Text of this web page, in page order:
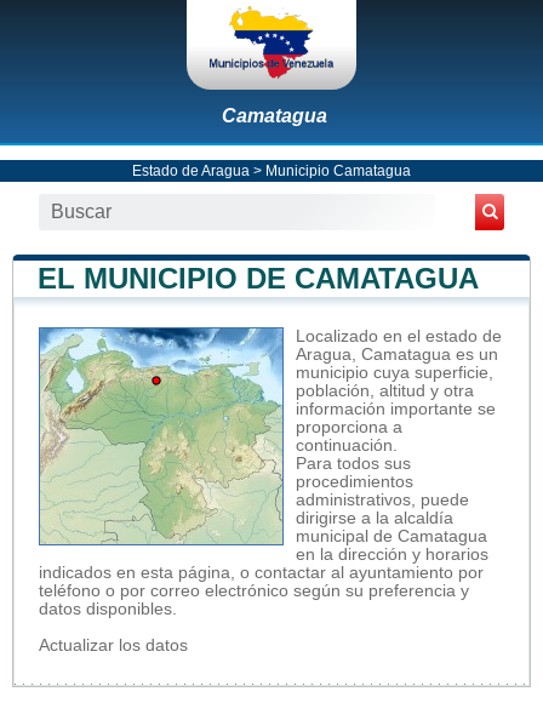
Camatagua
Estado de Aragua > Municipio Camatagua
EL MUNICIPIO DE CAMATAGUA
Localizado en el estado de
Aragua, Camatagua es un
municipio cuya superficie,
población, altitud y otra
información importante se
proporciona a
continuación.
Para todos sus
procedimientos
administrativos, puede
dirigirse a la alcaldía
municipal de Camatagua
en la dirección y horarios
indicados en esta página, o contactar al ayuntamiento por
teléfono o por correo electrónico según su preferencia y
datos disponibles.
Actualizar los datos